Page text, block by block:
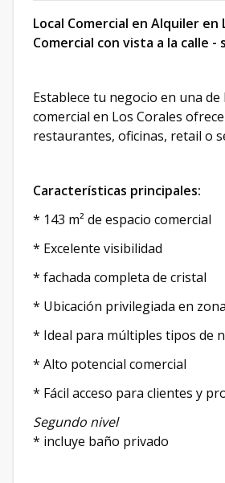
Local Comercial en Alquiler
Comercial con vista a la calle -
Establece tu negocio en una
comercial en Los Corales
restaurantes, oficinas, retail o
Características principales:
* 143 m² de espacio comercial
* Excelente visibilidad
* fachada completa de cristal
* Ubicación privilegiada en
* Ideal para múltiples tipos de
* Alto potencial comercial
* Fácil acceso para clientes y
Segundo nivel
* incluye baño privado